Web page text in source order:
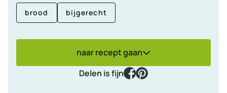
brood bijgerecht
naar recept gaan
Delen is fijn
facebook
pinterest